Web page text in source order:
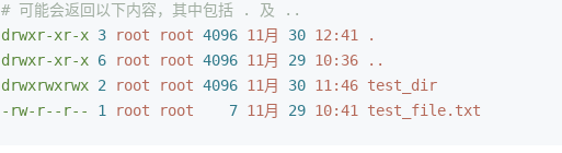
# 可能会返回以下内容，其中包括 . 及 ..
drwxr-xr-x 3 root root 4096 11月 30 12:41
.
drwxr-xr-x 6 root root 4096 11月 29 10:36 ..
drwxrwxrwx 2 root root 4096 11月 30 11:46 test_dir
-rw-r--r--
1 root root
    7
11月 29 10:41 test_file.txt